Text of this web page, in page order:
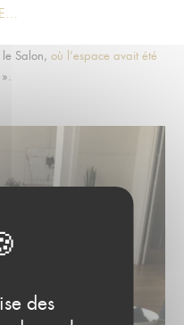
des
le Salon, où l’espace avait été
».